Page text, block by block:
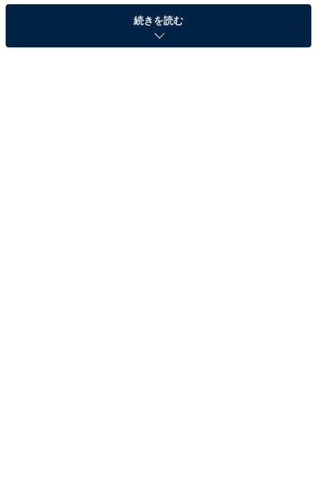
調査」結果を公表しました。同調査は、2022年4月入社
の新入社員男女114人（20〜1000人以上規模の会社に所
続きを読む